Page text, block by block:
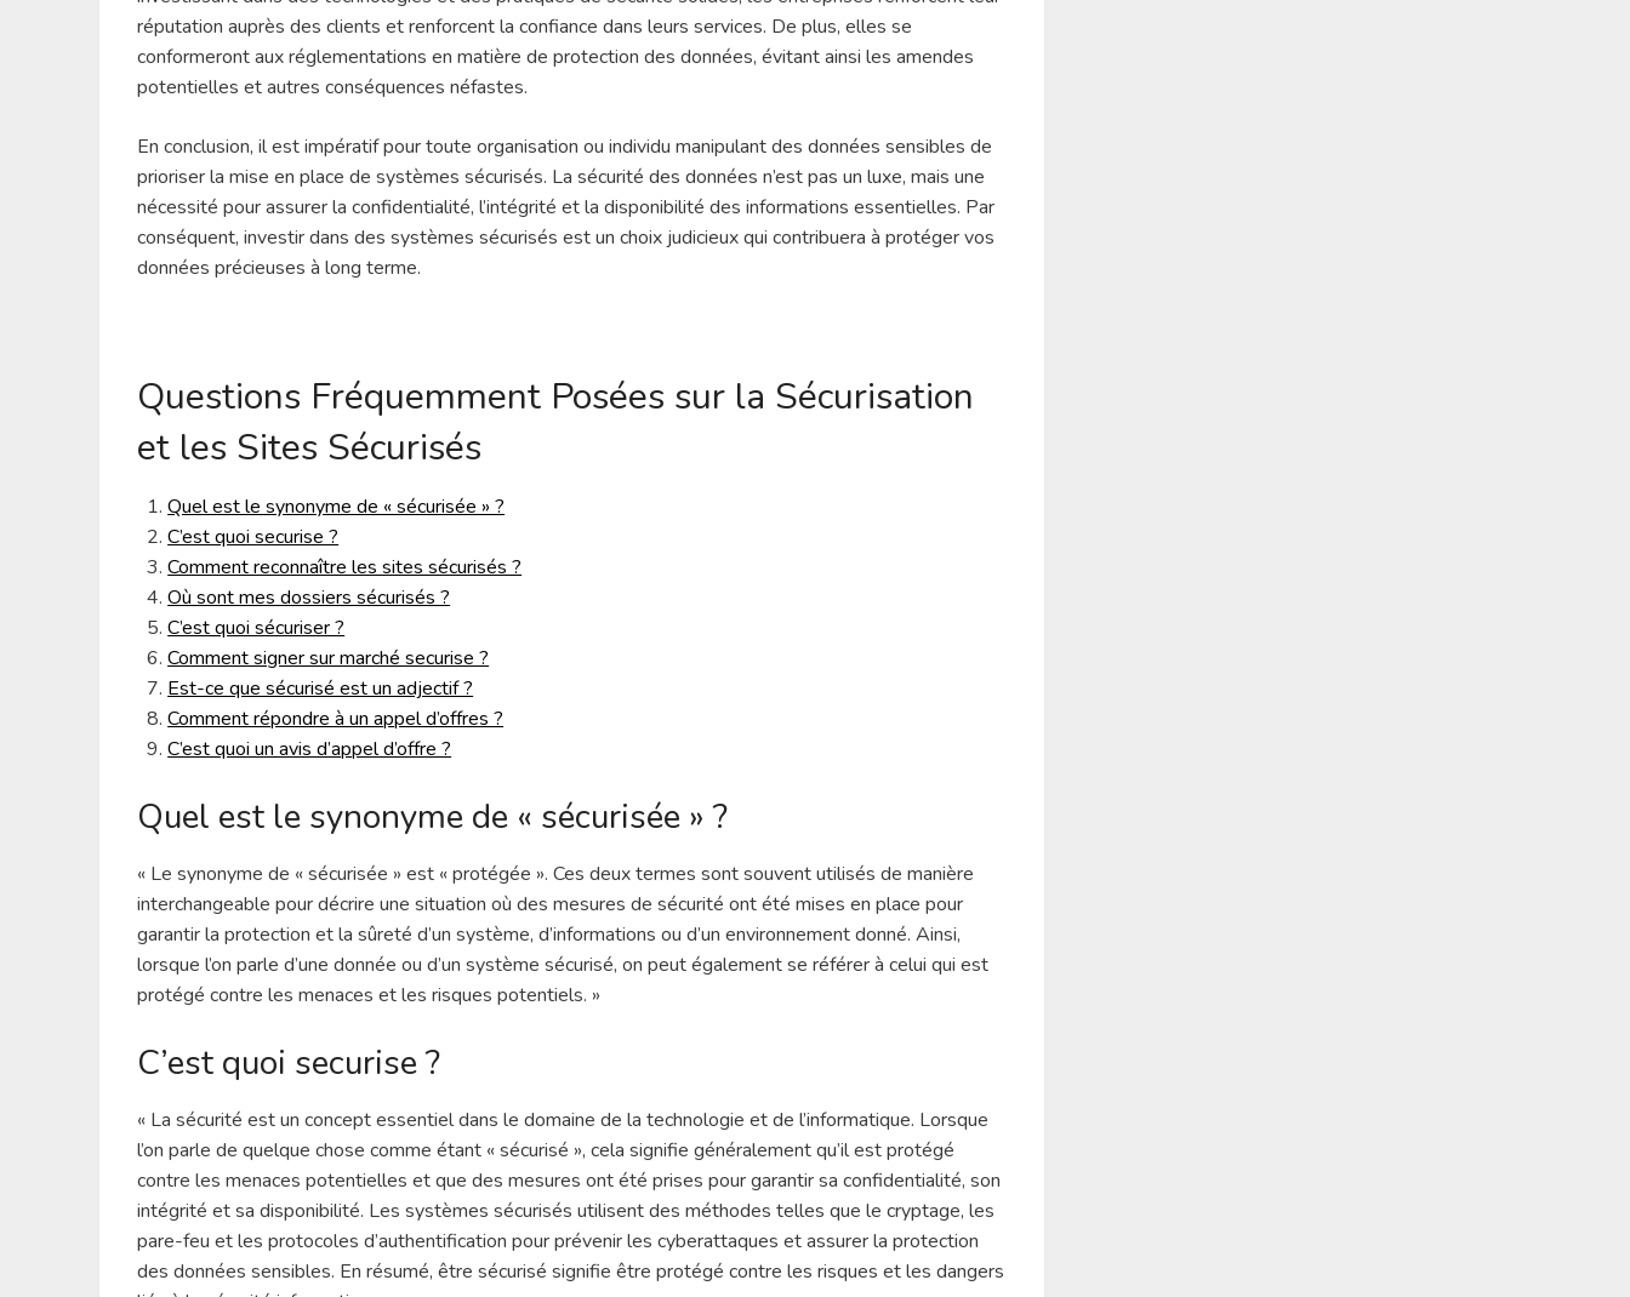
réputation auprès des clients et renforcent la confiance dans leurs services. De plus, elles se
conformeront aux réglementations en matière de protection des données, évitant ainsi les amendes
potentielles et autres conséquences néfastes.
En conclusion, il est impératif pour toute organisation ou individu manipulant des données sensibles de
prioriser la mise en place de systèmes sécurisés. La sécurité des données n’est pas un luxe, mais une
nécessité pour assurer la confidentialité, l’intégrité et la disponibilité des informations essentielles. Par
conséquent, investir dans des systèmes sécurisés est un choix judicieux qui contribuera à protéger vos
données précieuses à long terme.
Questions Fréquemment Posées sur la Sécurisation
et les Sites Sécurisés
Quel est le synonyme de « sécurisée » ?
C’est quoi securise ?
Comment reconnaître les sites sécurisés ?
Où sont mes dossiers sécurisés ?
C’est quoi sécuriser ?
Comment signer sur marché securise ?
Est-ce que sécurisé est un adjectif ?
Comment répondre à un appel d’offres ?
C’est quoi un avis d’appel d’offre ?
Quel est le synonyme de « sécurisée » ?
« Le synonyme de « sécurisée » est « protégée ». Ces deux termes sont souvent utilisés de manière
interchangeable pour décrire une situation où des mesures de sécurité ont été mises en place pour
garantir la protection et la sûreté d’un système, d’informations ou d’un environnement donné. Ainsi,
lorsque l’on parle d’une donnée ou d’un système sécurisé, on peut également se référer à celui qui est
protégé contre les menaces et les risques potentiels. »
C’est quoi securise ?
« La sécurité est un concept essentiel dans le domaine de la technologie et de l’informatique. Lorsque
l’on parle de quelque chose comme étant « sécurisé », cela signifie généralement qu’il est protégé
contre les menaces potentielles et que des mesures ont été prises pour garantir sa confidentialité, son
intégrité et sa disponibilité. Les systèmes sécurisés utilisent des méthodes telles que le cryptage, les
pare-feu et les protocoles d’authentification pour prévenir les cyberattaques et assurer la protection
des données sensibles. En résumé, être sécurisé signifie être protégé contre les risques et les dangers